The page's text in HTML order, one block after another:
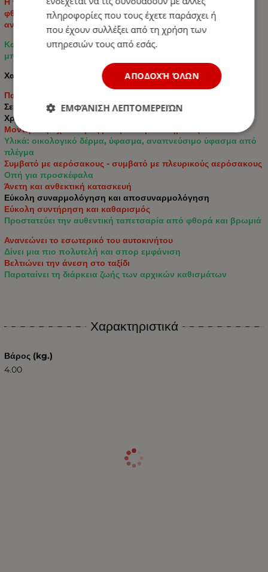
φθορά, βρωμιά, λεκέδες και γρατσουνιές, ενώ ταυτόχρονα
ανανεώνει το εσωτερικό του αυτοκινήτου.
Κατάλληλο για τα περισσότερα αυτοκίνητα με στάνταρ
μπροστινά και πίσω καθίσματα.
Χαρακτηριστικά:
Παγκόσμιο μέγεθος - ταιριάζει στα περισσότερα αυτοκίνητα
Σετ: 9 τεμάχια
Χρώμα: Μαύρο με Γκρί Ραφή
Μοντέρνος σχεδιασμός με εφέ ανθρακονήματος
Υλικά: οικολογικό δέρμα, ύφασμα, αναπνεύσιμο ύφασμα από
πλέγμα
Συμβατό με αερόσακους - συμβατό με πλευρικούς αερόσακους
Οπή για προσκέφαλα
Άνετη και ανθεκτική κατασκευή
Εύκολη συναρμολόγηση και αποσυναρμολόγηση
Εύκολη συντήρηση και καθαρισμός
Προστατεύει την αυθεντική ταπετσαρία από φθορά και βρωμιά
Ανανεώνει το εσωτερικό του αυτοκινήτου
Δίνει μια πιο πολυτελή και σπορ εμφάνιση
Βελτιώνει την άνεση στο ταξίδι
Παραταίνει τη διάρκεια ζωής των αρχικών καθισμάτων
Χαρακτηριστικά
Βάρος (kg.)
4.00
πληροφορίες που τους έχετε παράσχει ή
που έχουν συλλέξει από τη χρήση των
υπηρεσιών τους από εσάς.
ΑΠΟΔΟΧΉ ΌΛΩΝ
ΕΜΦΆΝΙΣΗ ΛΕΠΤΟΜΕΡΕΙΏΝ